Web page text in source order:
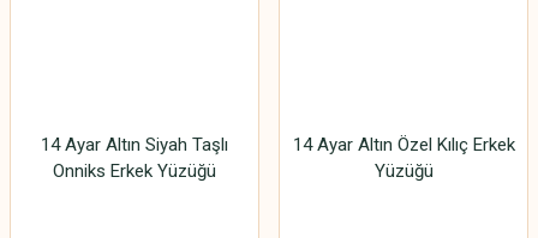
14 Ayar Altın Siyah Taşlı
Onniks Erkek Yüzüğü
14 Ayar Altın Özel Kılıç Erkek
Yüzüğü